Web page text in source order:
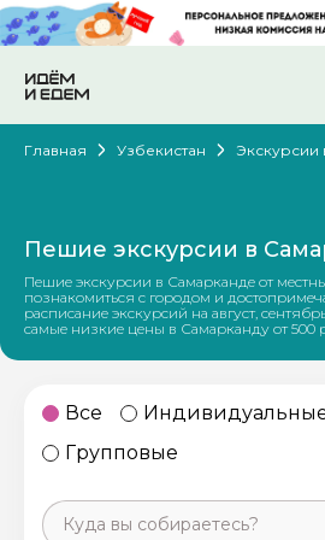
Главная Узбекистан Экскурсии
Пешие экскурсии в
Пешие экскурсии в Самарканде от
познакомиться с городом и
расписание экскурсий на август,
самые низкие цены в Самарканду от 500
Все
Групповые